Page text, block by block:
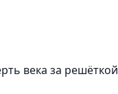
века за решёткой